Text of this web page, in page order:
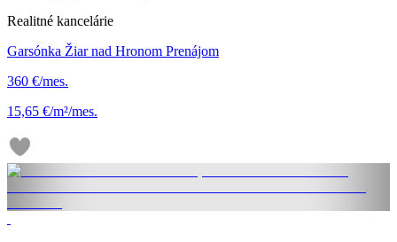
Realitné kancelárie
Garsónka Žiar nad Hronom Prenájom
360 €/mes.
15,65 €/m²/mes.